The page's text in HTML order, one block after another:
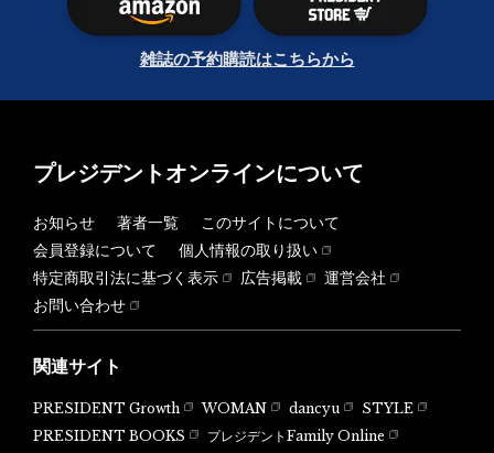
雑誌の予約購読はこちらから
プレジデントオンラインについて
お知らせ 著者一覧
このサイトについて
会員登録について
個人情報の取り扱い
特定商取引法に基づく表示
広告掲載
運営会社
お問い合わせ
関連サイト
PRESIDENT Growth WOMAN dancyu
STYLE
PRESIDENT BOOKS
プレジデントFamily Online